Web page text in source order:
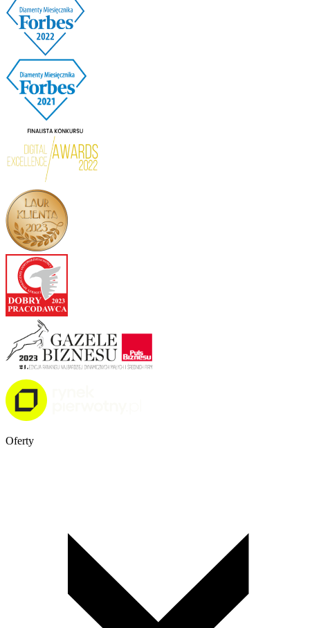
Oferty